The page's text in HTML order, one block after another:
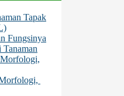
Tapak
Fungsinya